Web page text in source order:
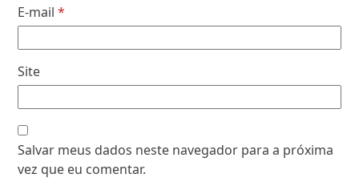
E-mail*
Site
Salvar meus dados neste navegador para a próxima
vez que eu comentar.